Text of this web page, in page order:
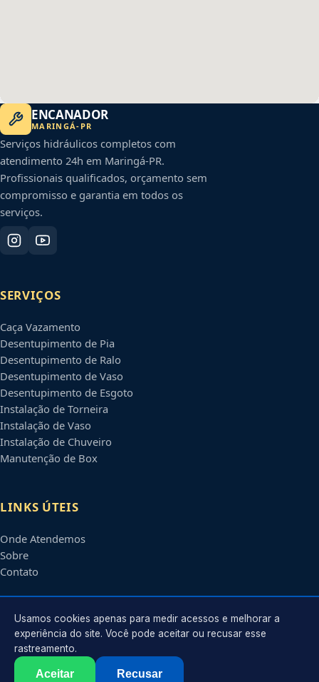
ENCANADOR
MARINGÁ- PR
Serviços hidráulicos completos com
atendimento 24h em Maringá-PR.
Profissionais qualificados, orçamento sem
compromisso e garantia em todos os
serviços.
SERVIÇOS
Caça Vazamento
Desentupimento de Pia
Desentupimento de Ralo
Desentupimento de Vaso
Desentupimento de Esgoto
Instalação de Torneira
Instalação de Vaso
Instalação de Chuveiro
Manutenção de Box
LINKS ÚTEIS
Onde Atendemos
Sobre
Contato
CONTATO
Atendimento em
contato@encanadoremmaringa.com.br
Usamos cookies apenas para medir acessos e melhorar a
experiência do site. Você pode aceitar ou recusar esse
rastreamento.
Aceitar Recusar